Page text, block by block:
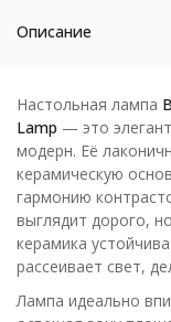
Описание
Настольная лампа
Lamp — это
модерн. Её
керамическую
гармонию
выглядит дорого,
керамика
рассеивает свет,
Лампа идеально